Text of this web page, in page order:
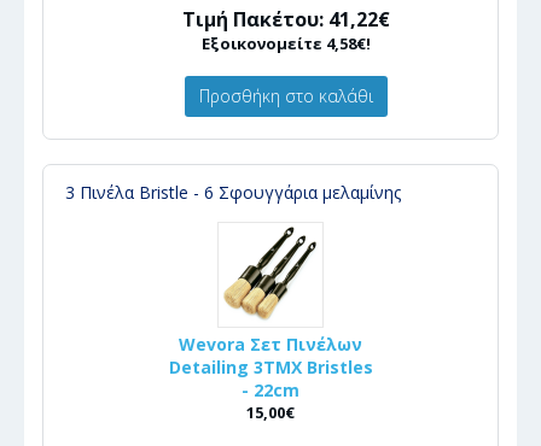
Τιμή Πακέτου: 41,22€
Εξοικονομείτε 4,58€!
Προσθήκη στο καλάθι
3 Πινέλα Bristle - 6 Σφουγγάρια μελαμίνης
Wevora Σετ Πινέλων
Detailing 3ΤΜΧ Bristles
- 22cm
15,00€